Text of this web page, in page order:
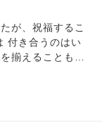
いて、私が お
みんな私が ヘ
きたよ、 気持
私の友人が、
いたらと思う
。それがまさに
疲れています…
いんですかね？
も私には検討も
あのクソババア
す。自分が言う
笑） タイミン
容を簡潔にまと
みたいなリアク
が、祝福するこ
揃えることも出
けど、好きなう
良くしてくれれ